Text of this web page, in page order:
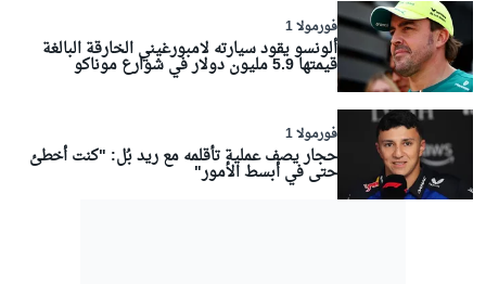
فورمولا 1
ألونسو يقود سيارته لامبورغيني الخارقة البالغة
قيمتها 5.9 مليون دولار في شوارع موناكو
فورمولا 1
حجار يصف عملية تأقلمه مع ريد بُل: "كنت أخطئ
حتى في أبسط الأمور"